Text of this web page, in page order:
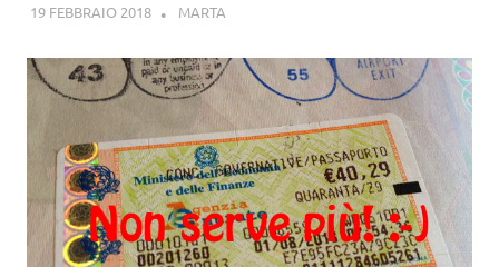
19 FEBBRAIO 2018 MARTA